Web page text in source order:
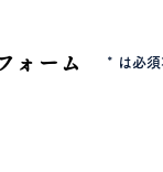
ォーム * は必